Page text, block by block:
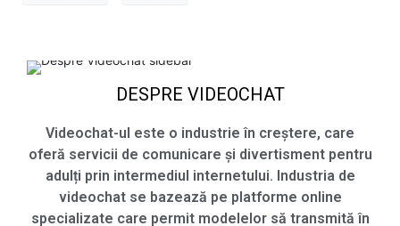
DESPRE VIDEOCHAT
Videochat-ul este o industrie în creștere, care
oferă servicii de comunicare și divertisment pentru
adulți prin intermediul internetului. Industria de
videochat se bazează pe platforme online
specializate care permit modelelor să transmită în